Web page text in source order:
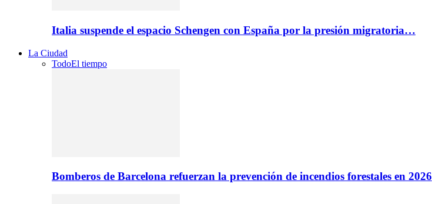
Italia suspende el espacio Schengen con España por la presión migratoria…
La Ciudad
TodoEl tiempo
Bomberos de Barcelona refuerzan la prevención de incendios forestales en 2026